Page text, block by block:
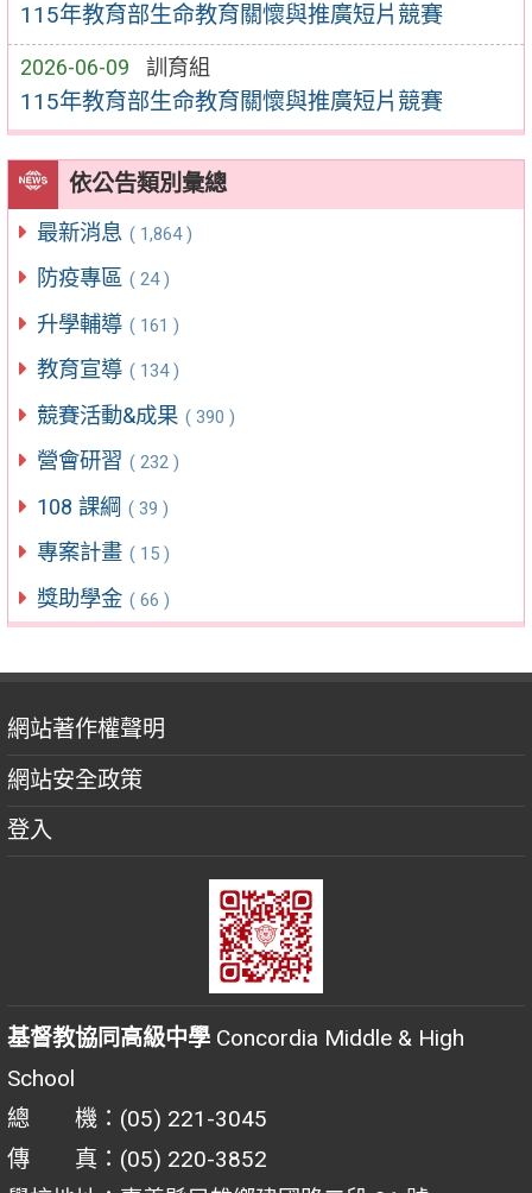
115年教育部生命教育關懷與推廣短片競賽
2026-06-09 訓育組
115年教育部生命教育關懷與推廣短片競賽
依公告類別彙總
最新消息 ( 1,864 )
防疫專區 ( 24 )
升學輔導 ( 161 )
教育宣導 ( 134 )
競賽活動&成果 ( 390 )
營會研習 ( 232 )
108 課綱 ( 39 )
專案計畫 ( 15 )
獎助學金 ( 66 )
網站著作權聲明
網站安全政策
登入
基督教協同高級中學 Concordia Middle & High
School
總 機：(05) 221-3045
傳 真：(05) 220-3852